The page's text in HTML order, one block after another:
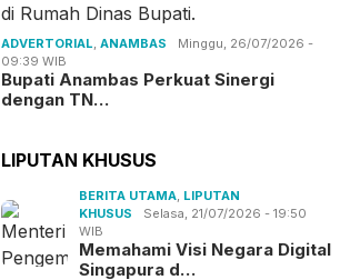
ADVERTORIAL ,ANAMBAS
Minggu, 26/07/2026 -
09:39 WIB
Bupati Anambas Perkuat Sinergi
dengan TN…
LIPUTAN KHUSUS
BERITA UTAMA LIPUTAN
KHUSUS
Selasa, 21/07/2026 - 19:50
WIB
Memahami Visi Negara Digital
Singapura d…